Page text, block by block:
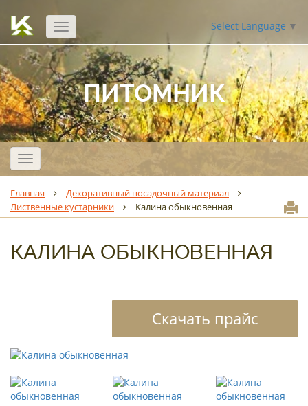
Открыть
навигацию
Select Language ▼
ПИТОМНИК
Открыть
навигацию
Главная
Декоративный посадочный материал
Лиственные кустарники
Калина обыкновенная
КАЛИНА ОБЫКНОВЕННАЯ
Скачать прайс